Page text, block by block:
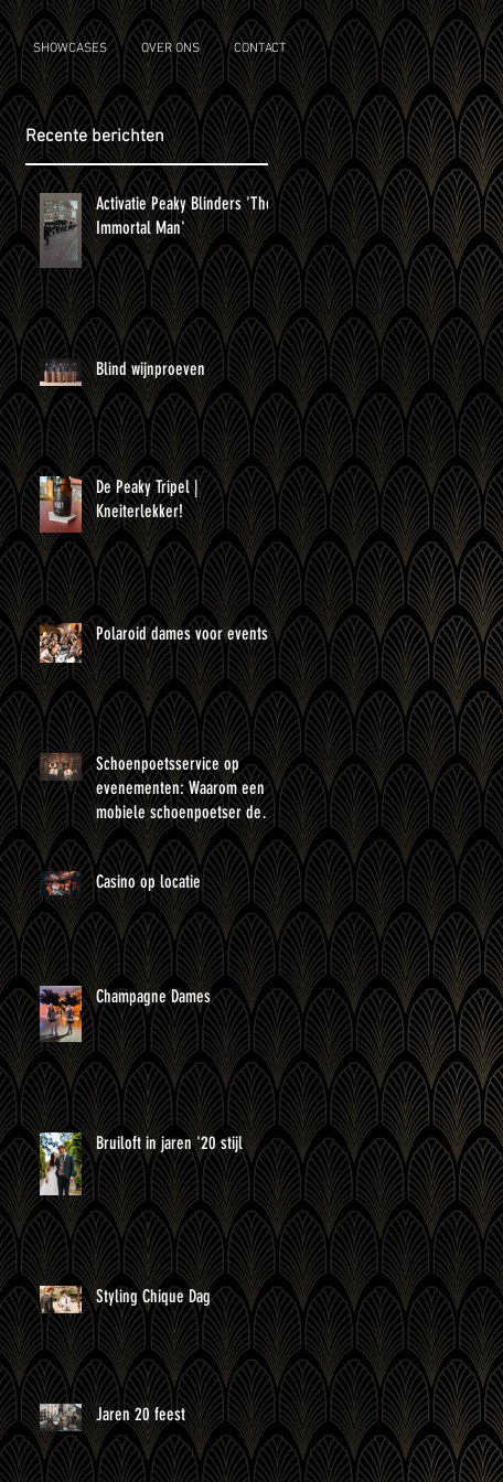
SHOWCASES OVER ONS CONTACT
Recente berichten
Activatie Peaky Blinders 'The
Immortal Man'
Blind wijnproeven
De Peaky Tripel |
Kneiterlekker!
Polaroid dames voor events
Schoenpoetsservice op
evenementen: Waarom een
mobiele schoenpoetser de
perfecte toevoeging is?
Casino op locatie
Champagne Dames
Bruiloft in jaren '20 stijl
Styling Chique Dag
Jaren 20 feest